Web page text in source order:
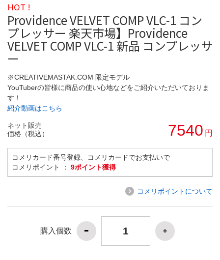
HOT !
Providence VELVET COMP VLC-1 コン
プレッサー 楽天市場】Providence
VELVET COMP VLC-1 新品 コンプレッサ
ー
※CREATIVEMASTAK.COM 限定モデル
YouTuberの皆様に商品の使い心地などをご紹介いただいておりま
す！
紹介動画はこちら
ネット販売
価格（税込）
7540 円
コメリカード番号登録、コメリカードでお支払いで
コメリポイント ： 9ポイント獲得
コメリポイントについて
購入個数